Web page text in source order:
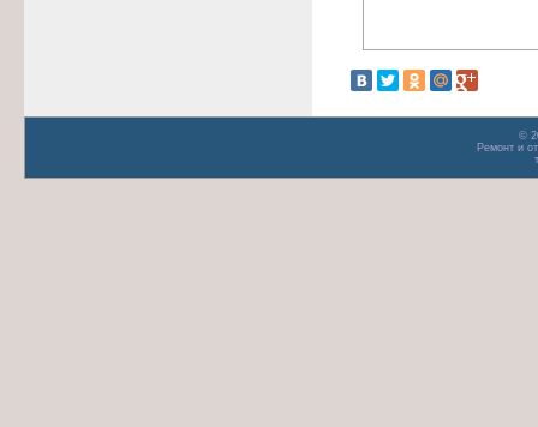
©
Ремонт и